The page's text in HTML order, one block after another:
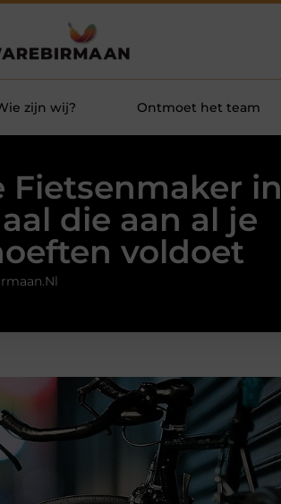
zijn wij? Ontmoet het team
Fietsenmaker in
die aan al je
voldoet